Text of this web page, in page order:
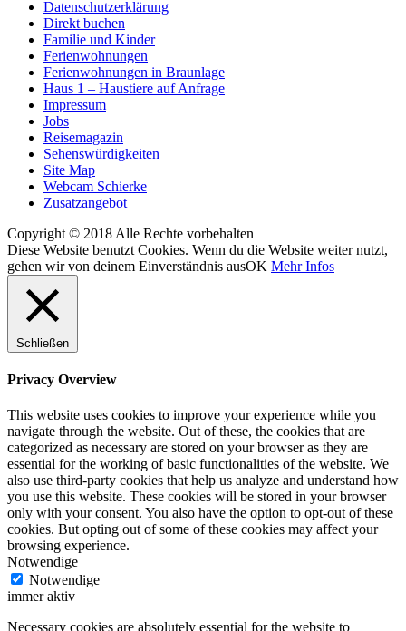
Datenschutzerklärung
Direkt buchen
Familie und Kinder
Ferienwohnungen
Ferienwohnungen in Braunlage
Haus 1 – Haustiere auf Anfrage
Impressum
Jobs
Reisemagazin
Sehenswürdigkeiten
Site Map
Webcam Schierke
Zusatzangebot
Copyright © 2018 Alle Rechte vorbehalten
Diese Website benutzt Cookies. Wenn du die Website weiter nutzt,
gehen wir von deinem Einverständnis ausOK Mehr Infos
Schließen
Privacy Overview
This website uses cookies to improve your experience while you
navigate through the website. Out of these, the cookies that are
categorized as necessary are stored on your browser as they are
essential for the working of basic functionalities of the website. We
also use third-party cookies that help us analyze and understand how
you use this website. These cookies will be stored in your browser
only with your consent. You also have the option to opt-out of these
cookies. But opting out of some of these cookies may affect your
browsing experience.
Notwendige
Notwendige
immer aktiv
Necessary cookies are absolutely essential for the website to